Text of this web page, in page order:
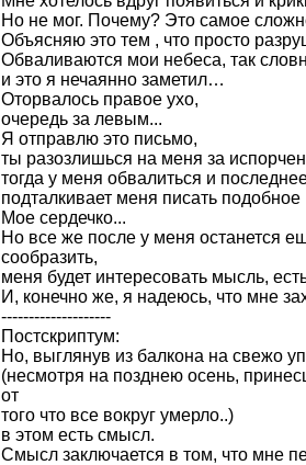
Но не мог. Почему? Это самое
Объясняю это тем , что просто
Обваливаются мои небеса, так
и это я нечаянно заметил…
Оторвалось правое ухо,
очередь за левым...
Я отправлю это письмо,
ты разозлишься на меня за
тогда у меня обвалиться и
подталкивает меня писать
Мое сердечко...
Но все же после у меня останется
сообразить,
меня будет интересовать мысль,
И, конечно же, я надеюсь, что мне
--------------------
Постскриптум:
Но, выглянув из балкона на свежо
(несмотря на позднею осень,
от
того что все вокруг умерло..)
в этом есть смысл.
Смысл заключается в том, что мне